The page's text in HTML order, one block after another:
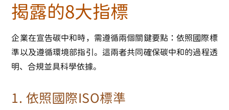
揭露的8大指標
企業在宣告碳中和時，需遵循兩個關鍵要點：依照國際標
準以及遵循環境部指引 。這兩者共同確保碳中和的過程透
明、合規並具科學依據。
1. 依照國際ISO標準